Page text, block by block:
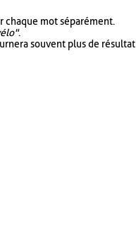
chaque mot séparément.
.
souvent plus de résultat